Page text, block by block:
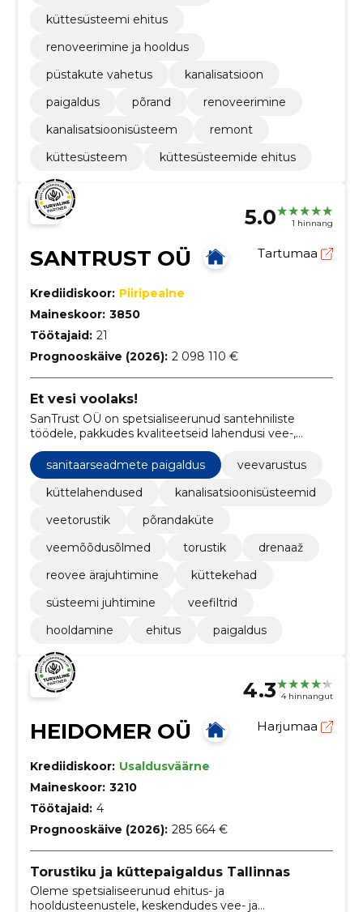
küttesüsteemi ehitus
renoveerimine ja hooldus
püstakute vahetus
kanalisatsioon
paigaldus
põrand
renoveerimine
kanalisatsioonisüsteem
remont
küttesüsteem
küttesüsteemide ehitus
5.0 1 hinnang
SANTRUST OÜ Tartumaa
Krediidiskoor: Piiripealne
Maineskoor: 3850
Töötajaid: 21
Prognooskäive (2026): 2 098 110 €
Et vesi voolaks!
SanTrust OÜ on spetsialiseerunud santehniliste
töödele, pakkudes kvaliteetseid lahendusi vee-,
remondis ning hoolduses.
sanitaarseadmete paigaldus
veevarustus
küttelahendused
kanalisatsioonisüsteemid
veetorustik
põrandaküte
veemõõdusõlmed
torustik
drenaaž
reovee ärajuhtimine
küttekehad
süsteemi juhtimine
veefiltrid
hooldamine
ehitus paigaldus
4.3 4 hinnangut
HEIDOMER OÜ Harjumaa
Krediidiskoor: Usaldusväärne
Maineskoor: 3210
Töötajaid: 4
Prognooskäive (2026): 285 664 €
Torustiku ja küttepaigaldus Tallinnas
Oleme spetsialiseerunud ehitus- ja
hooldusteenustele, keskendudes vee- ja